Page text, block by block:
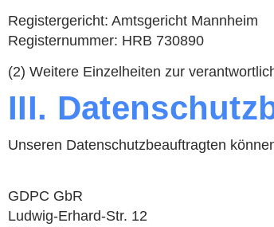
Registergericht: Amtsgericht Mannheim
Registernummer: HRB 730890
(2) Weitere Einzelheiten zur
III.
Unseren Datenschutzbeauftragten
GDPC GbR
Ludwig-Erhard-Str. 12